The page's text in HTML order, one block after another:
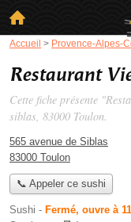
Accueil > Provence-Alpes-
Restaurant
Cette fiche présente
siblas, 83000 Toulon.
565 avenue de Siblas
83000 Toulon
📞 Appeler ce sushi
Sushi - Fermé, ouvre à